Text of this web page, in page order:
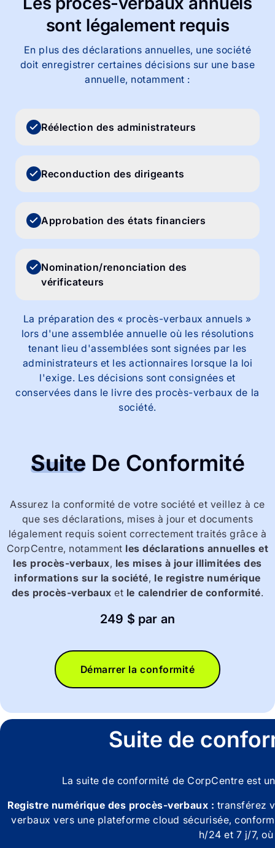
sont légalementrequis
En plus des déclarations annuelles, une société
doit enregistrer certaines décisions sur une base
annuelle, notamment :
Réélection des administrateurs
Reconduction des dirigeants
Approbation des états financiers
Nomination/renonciation des
vérificateurs
La préparation des « procès-verbaux annuels »
lors d'une assemblée annuelle où les résolutions
tenant lieu d'assemblées sont signées par les
administrateurs et les actionnaires lorsque la loi
l'exige. Les décisions sont consignées et
conservées dans le livre des procès-verbaux de la
société.
SuiteDe Conformité
Assurez la conformité de votre société et veillez à ce
que ses déclarations, mises à jour et documents
légalement requis soient correctement traités grâce à
CorpCentre, notamment les déclarations annuelles et
les procès-verbaux, les mises à jour illimitées des
informations sur la société, le registre numérique
des procès-verbaux et le calendrier de conformité.
249 $ par an
Démarrer la conformité
Suite de
La suite de conformité de CorpCentre est
Registre numérique des procès-verbaux : transférez
verbaux vers une plateforme cloud sécurisée,
h/24 et 7 j/7,